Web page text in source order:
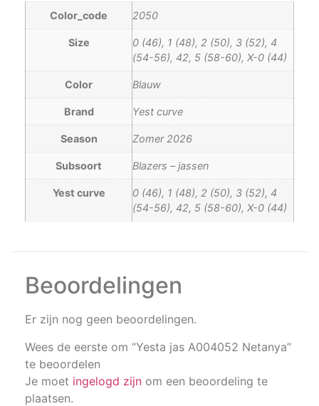
Color_code 2050
Size
0 (46), 1 (48), 2 (50), 3 (52), 4
(54-56), 42, 5 (58-60), X-0 (44)
Color Blauw
Brand Yest curve
Season Zomer 2026
Subsoort Blazers – jassen
Yest curve
0 (46), 1 (48), 2 (50), 3 (52), 4
(54-56), 42, 5 (58-60), X-0 (44)
Beoordelingen
Er zijn nog geen beoordelingen.
Wees de eerste om “Yesta jas A004052 Netanya”
te beoordelen
Je moet ingelogd zijn om een beoordeling te
plaatsen.